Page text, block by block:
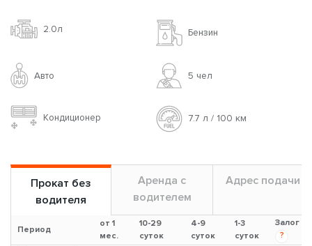
2.0л Бензин
Авто 5 чел
Кондиционер 7.7 л / 100 км
Прокат без
водителя
Аренда с
водителем
Адрес подачи
Период
от 1
мес.
10-29
суток
4-9
суток
1-3
суток
Залог
?